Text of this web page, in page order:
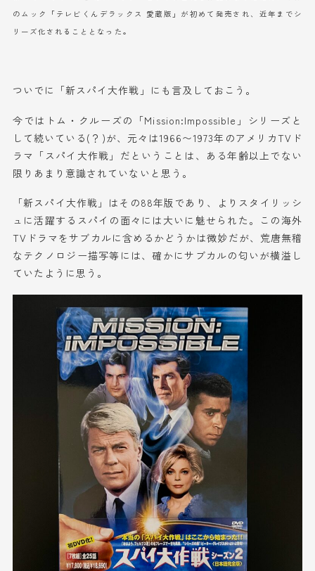
のムック「テレビくんデラックス 愛蔵版」が初めて発売され、近年までシ
リーズ化されることとなった。
ついでに「新スパイ大作戦」にも言及しておこう。
今ではトム・クルーズの「Mission:Impossible」シリーズと
して続いている(？)が、元々は1966〜1973年のアメリカTVド
ラマ「スパイ大作戦」だということは、ある年齢以上でない
限りあまり意識されていないと思う。
「新スパイ大作戦」はその88年版であり、よりスタイリッシ
ュに活躍するスパイの面々には大いに魅せられた。この海外
TVドラマをサブカルに含めるかどうかは微妙だが、荒唐無稽
なテクノロジー描写等には、確かにサブカルの匂いが横溢し
ていたように思う。